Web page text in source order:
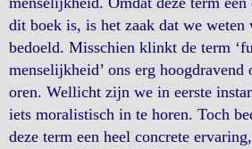
dit boek is, is het zaak dat we weten
bedoeld. Misschien klinkt de term
menselijkheid’ ons erg
oren. Wellicht zijn we in eerste
iets moralistisch in te horen. Toch
deze term een heel concrete